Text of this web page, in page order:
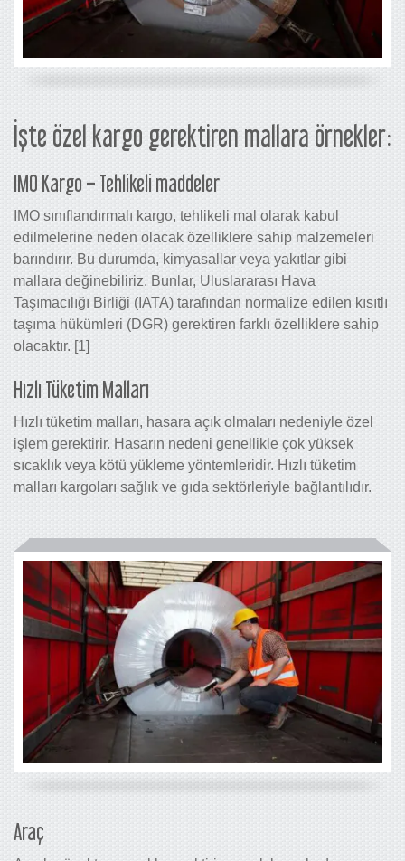
İşte özel kargo gerektiren mallara örnekler:
IMO Kargo – Tehlikeli maddeler
IMO sınıflandırmalı kargo, tehlikeli mal olarak kabul
edilmelerine neden olacak özelliklere sahip malzemeleri
barındırır. Bu durumda, kimyasallar veya yakıtlar gibi
mallara değinebiliriz. Bunlar, Uluslararası Hava
Taşımacılığı Birliği (IATA) tarafından normalize edilen kısıtlı
taşıma hükümleri (DGR) gerektiren farklı özelliklere sahip
olacaktır. [1]
Hızlı Tüketim Malları
Hızlı tüketim malları, hasara açık olmaları nedeniyle özel
işlem gerektirir. Hasarın nedeni genellikle çok yüksek
sıcaklık veya kötü yükleme yöntemleridir. Hızlı tüketim
malları kargoları sağlık ve gıda sektörleriyle bağlantılıdır.
Araç